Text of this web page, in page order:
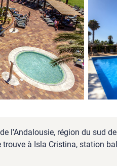
l'Andalousie, région du sud
à Isla Cristina, station